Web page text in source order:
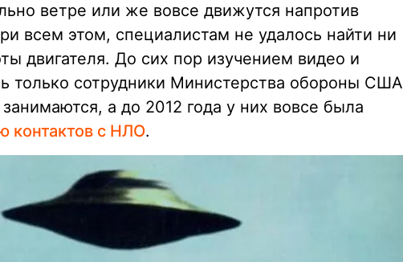
ветре или же вовсе движутся напротив
всем этом, специалистам не удалось найти ни
двигателя. До сих пор изучением видео и
только сотрудники Министерства обороны США
а до 2012 года у них вовсе была
контактов с НЛО.